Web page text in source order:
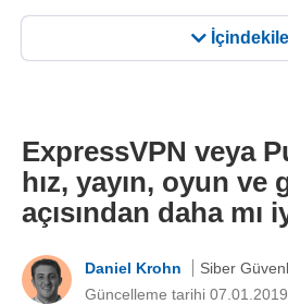
ExpressVPN veya
hız, yayın, oyun ve
açısından daha mı
Daniel Krohn
Siber
Güncelleme tarihi 07.01.2019